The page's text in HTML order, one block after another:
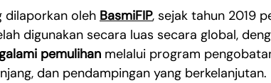
dilaporkan oleh BasmiFIP, sejak tahun 2019
digunakan secara luas secara global,
pemulihan melalui program
dan pendampingan yang berkelanjutan.